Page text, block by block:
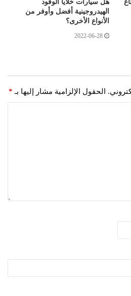
هل سيارات خلايا الوقود
الهيدروجينية أفضل وأوفر من
الأنواع الأخرى؟
2022-06-28
الحقول الإلزامية مشار إليها بـ *